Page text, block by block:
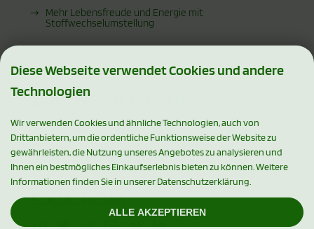
Mehr Lebensfreude und Energie mit
Stoffwechselumstellung
ZAHLUNGSMETHODEN
SOCIAL MEDIA
Diese Webseite verwendet Cookies und andere
Technologien
Wir verwenden Cookies und ähnliche Technologien, auch von
Drittanbietern, um die ordentliche Funktionsweise der Website zu
gewährleisten, die Nutzung unseres Angebotes zu analysieren und
Ihnen ein bestmögliches Einkaufserlebnis bieten zu können. Weitere
Informationen finden Sie in unserer Datenschutzerklärung.
ALLE AKZEPTIEREN